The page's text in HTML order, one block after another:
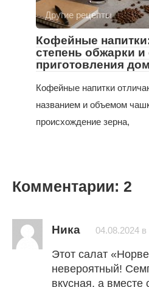
Другие рецепты
Кофейные
степень обжарки
приготовления
Кофейные напитки
названием и объемом
происхождение зерна,
Комментарии: 2
Ника 04.08.2024 в
Этот салат
невероятный!
вкусная, а